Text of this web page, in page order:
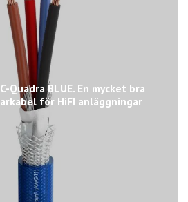
Quadra BLUE. En mycket bra
för HiFI anläggningar